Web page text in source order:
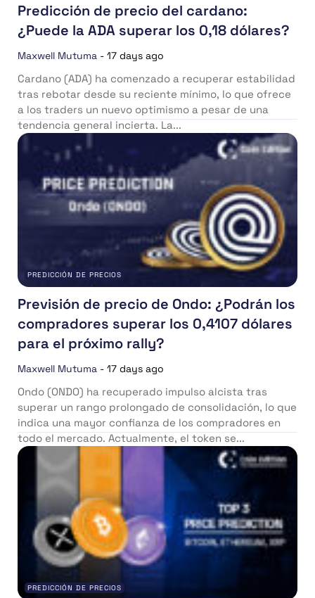
Predicción de precio del cardano:
¿Puede la ADA superar los 0,18 dólares?
Maxwell Mutuma - 17 days ago
Cardano (ADA) ha comenzado a recuperar estabilidad
tras rebotar desde su reciente mínimo, lo que ofrece
a los traders un nuevo optimismo a pesar de una
tendencia general incierta. La...
PREDICCIÓN DE PRECIOS
Previsión de precio de Ondo: ¿Podrán los
compradores superar los 0,4107 dólares
para el próximo rally?
Maxwell Mutuma - 17 days ago
Ondo (ONDO) ha recuperado impulso alcista tras
superar un rango prolongado de consolidación, lo que
indica una mayor confianza de los compradores en
todo el mercado. Actualmente, el token se...
PREDICCIÓN DE PRECIOS